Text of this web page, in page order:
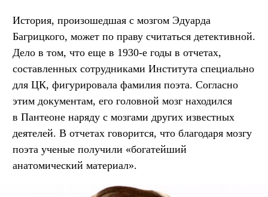
История, произошедшая с мозгом Эдуарда
Багрицкого, может по праву считаться детективной.
Дело в том, что еще в 1930-е годы в отчетах,
составленных сотрудниками Института специально
для ЦК, фигурировала фамилия поэта. Согласно
этим документам, его головной мозг находился
в Пантеоне наряду с мозгами других известных
деятелей. В отчетах говорится, что благодаря мозгу
поэта ученые получили «богатейший
анатомический материал».